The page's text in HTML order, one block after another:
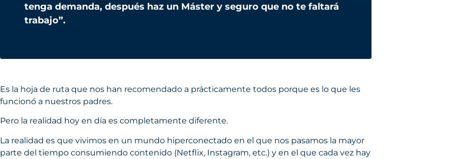
tenga demanda, después haz un Máster y seguro que no te faltará
trabajo”.
Es la hoja de ruta que nos han recomendado a prácticamente todos porque es lo que les
funcionó a nuestros padres.
Pero la realidad hoy en día es completamente diferente.
La realidad es que vivimos en un mundo hiperconectado en el que nos pasamos la mayor
parte del tiempo consumiendo contenido (Netflix, Instagram, etc.) y en el que cada vez hay